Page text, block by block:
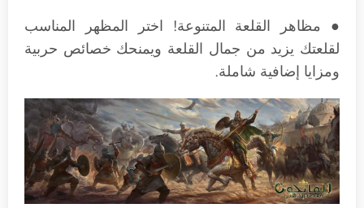
● مظاهر القلعة المتنوعة! اختر المظهر المناسب
لقلعتك يزيد من جمال القلعة ويمنحك خصائص حربية
ومزايا إضافية شاملة.